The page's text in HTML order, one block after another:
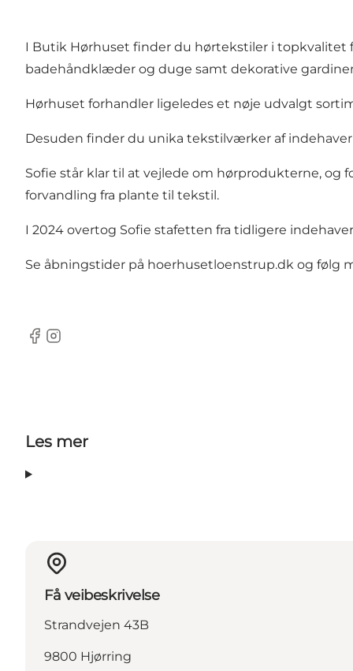
I Butik Hørhuset finder du hørtekstiler i topkvalitet
badehåndklæder og duge samt dekorative
Hørhuset forhandler ligeledes et nøje udvalgt
Desuden finder du unika tekstilværker af
Sofie står klar til at vejlede om hørprodukterne,
forvandling fra plante til tekstil.
I 2024 overtog Sofie stafetten fra tidligere
Se åbningstider på hoerhusetloenstrup.dk og følg
Facebook
Instagram
Les mer
Få veibeskrivelse
Strandvejen 43B
9800 Hjørring